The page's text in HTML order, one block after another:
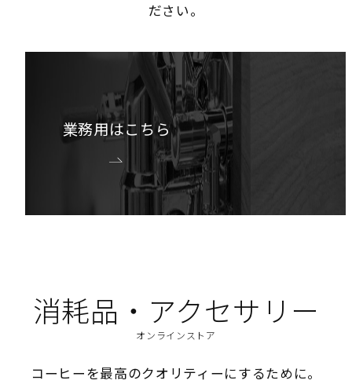
ださい。
業務用はこちら
消耗品・アクセサリー
オンラインストア
コーヒーを最高のクオリティーにするために。